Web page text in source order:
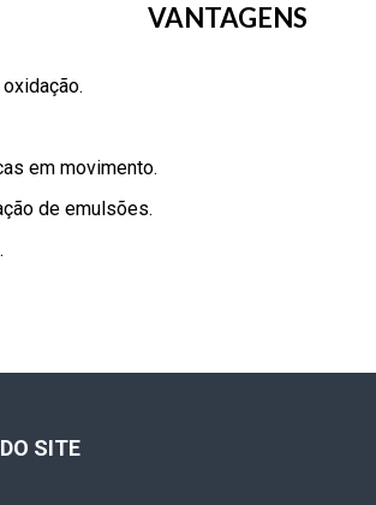
VANTAGENS
em movimento.
de emulsões.
SITE